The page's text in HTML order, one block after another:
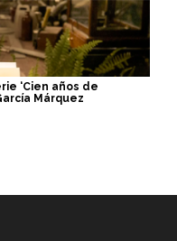
‘Cien años de
Márquez